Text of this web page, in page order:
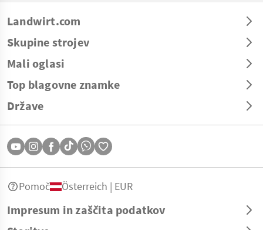
Landwirt.com
Skupine strojev
Mali oglasi
Top blagovne znamke
Države
Impresum in zaščita podatkov
Pomoč Österreich | EUR